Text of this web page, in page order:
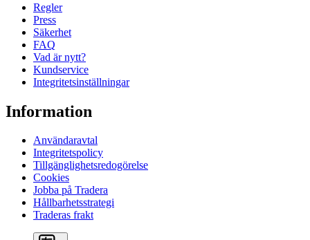
Regler
Press
Säkerhet
FAQ
Vad är nytt?
Kundservice
Integritetsinställningar
Information
Användaravtal
Integritetspolicy
Tillgänglighetsredogörelse
Cookies
Jobba på Tradera
Hållbarhetsstrategi
Traderas frakt